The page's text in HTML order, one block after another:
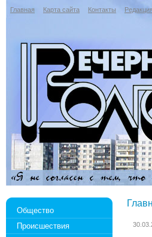
Главная Карта сайта Контакты
Общество
Происшествия